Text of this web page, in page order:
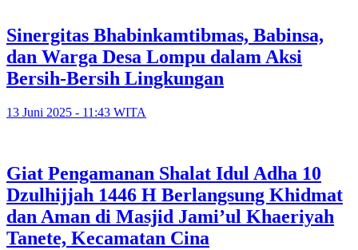
Sinergitas Bhabinkamtibmas, Babinsa,
dan Warga Desa Lompu dalam Aksi
Bersih-Bersih Lingkungan
13 Juni 2025 - 11:43 WITA
Giat Pengamanan Shalat Idul Adha 10
Dzulhijjah 1446 H Berlangsung Khidmat
dan Aman di Masjid Jami’ul Khaeriyah
Tanete, Kecamatan Cina